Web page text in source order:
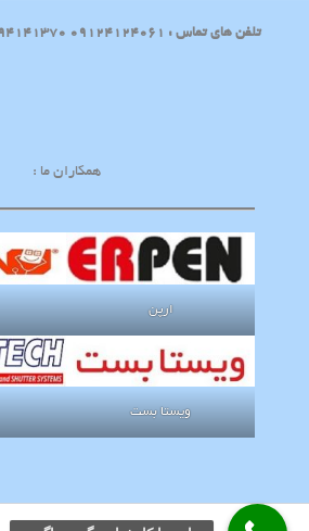
تلفن های تماس : 09124124061 09194141370 09004124061
همکاران ما :
ارپن
ویستا بست